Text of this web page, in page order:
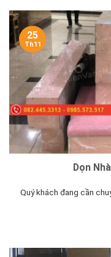
Dọn
Quý khách đang cần
25
Th11